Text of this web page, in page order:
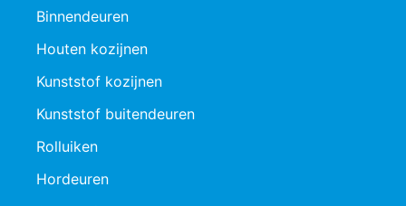
Binnendeuren
Houten kozijnen
Kunststof kozijnen
Kunststof buitendeuren
Rolluiken
Hordeuren